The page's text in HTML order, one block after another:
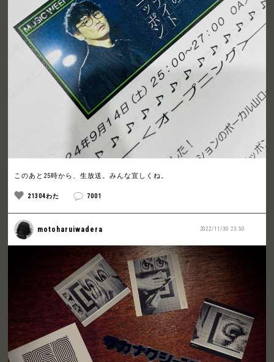
このあと25時から、生放送。みんな宜しくね。
21304わた 7001
2022/11/30 23:50
motoharuiwadera